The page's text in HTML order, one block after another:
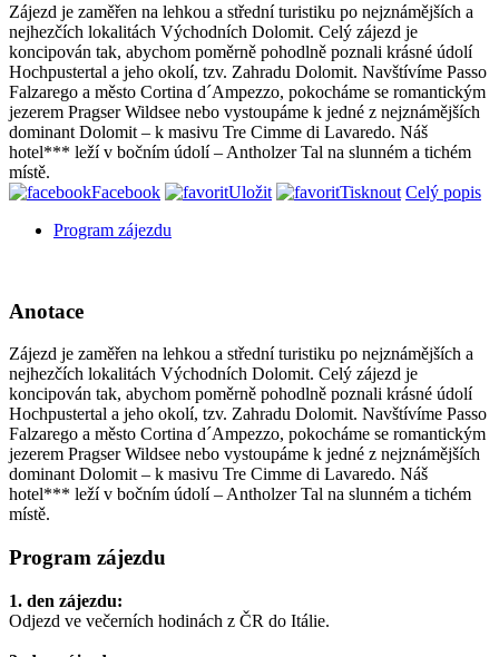
Zájezd je zaměřen na lehkou a střední turistiku po nejznámějších a
nejhezčích lokalitách Východních Dolomit. Celý zájezd je
koncipován tak, abychom poměrně pohodlně poznali krásné údolí
Hochpustertal a jeho okolí, tzv. Zahradu Dolomit. Navštívíme Passo
Falzarego a město Cortina d´Ampezzo, pokocháme se romantickým
jezerem Pragser Wildsee nebo vystoupáme k jedné z nejznámějších
dominant Dolomit – k masivu Tre Cimme di Lavaredo. Náš
hotel*** leží v bočním údolí – Antholzer Tal na slunném a tichém
místě.
Facebook
Uložit Tisknout Celý popis
Program zájezdu
Anotace
Zájezd je zaměřen na lehkou a střední turistiku po nejznámějších a
nejhezčích lokalitách Východních Dolomit. Celý zájezd je
koncipován tak, abychom poměrně pohodlně poznali krásné údolí
Hochpustertal a jeho okolí, tzv. Zahradu Dolomit. Navštívíme Passo
Falzarego a město Cortina d´Ampezzo, pokocháme se romantickým
jezerem Pragser Wildsee nebo vystoupáme k jedné z nejznámějších
dominant Dolomit – k masivu Tre Cimme di Lavaredo. Náš
hotel*** leží v bočním údolí – Antholzer Tal na slunném a tichém
místě.
Program zájezdu
1. den zájezdu:
Odjezd ve večerních hodinách z ČR do Itálie.